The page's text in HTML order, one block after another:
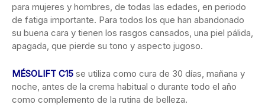
para mujeres y hombres, de todas las edades, en periodo
de fatiga importante. Para todos los que han abandonado
su buena cara y tienen los rasgos cansados, una piel pálida,
apagada, que pierde su tono y aspecto jugoso.
MÉSOLIFT C15 se utiliza como cura de 30 días, mañana y
noche, antes de la crema habitual o durante todo el año
como complemento de la rutina de belleza.